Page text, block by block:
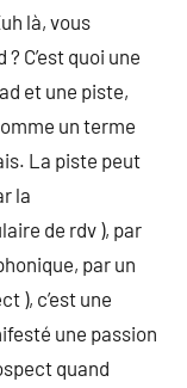
là, vous
C’est quoi une
et une piste,
un terme
La piste peut
la
de rdv ), par
par un
), c’est une
une passion
quand